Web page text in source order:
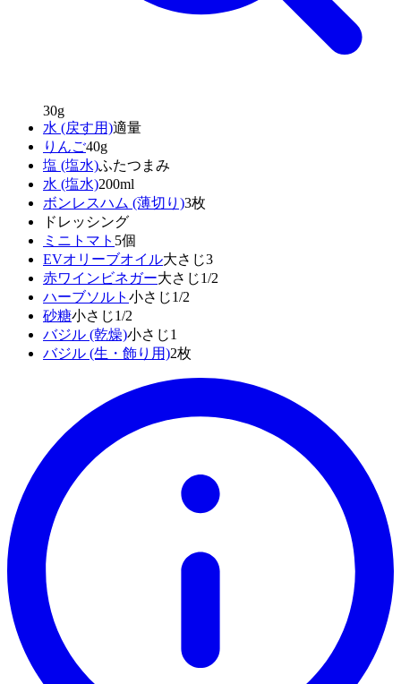
30g
水 (戻す用)適量
りんご40g
塩 (塩水)ふたつまみ
水 (塩水)200ml
ボンレスハム (薄切り)3枚
ドレッシング
ミニトマト 5個
EVオリーブオイル大さじ3
赤ワインビネガー大さじ1/2
ハーブソルト 小さじ1/2
砂糖小さじ1/2
バジル (乾燥)小さじ1
バジル (生・飾り用)2枚